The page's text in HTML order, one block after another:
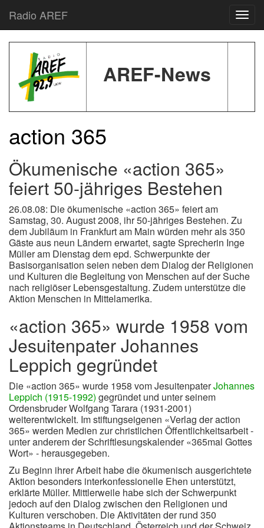
Radio AREF
AREF-News
action 365
Ökumenische «action 365»
feiert 50-jähriges Bestehen
26.08.08: Die ökumenische «action 365» feiert am
Samstag, 30. August 2008, ihr 50-jähriges Bestehen. Zu
dem Jubiläum in Frankfurt am Main würden mehr als 350
Gäste aus neun Ländern erwartet, sagte Sprecherin Inge
Müller am Dienstag dem epd. Schwerpunkte der
Basisorganisation seien neben dem Dialog der Religionen
und Kulturen die Begleitung von Menschen auf der Suche
nach religiöser Lebensgestaltung. Zudem unterstütze die
Aktion Menschen in Mittelamerika.
«action 365» wurde 1958 vom
Jesuitenpater Johannes
Leppich gegründet
Die «action 365» wurde 1958 vom JesuitenpaterJohannes
Leppich (1915-1992) gegründet und unter seinem
Ordensbruder Wolfgang Tarara (1931-2001)
weiterentwickelt. Im stiftungseigenen «Verlag der action
365» werden Medien zur christlichen Öffentlichkeitsarbeit -
unter anderem der Schriftlesungskalender «365mal Gottes
Wort» - herausgegeben.
Zu Beginn ihrer Arbeit habe die ökumenisch ausgerichtete
Aktion besonders interkonfessionelle Ehen unterstützt,
erklärte Müller. Mittlerweile habe sich der Schwerpunkt
jedoch auf den Dialog zwischen den Religionen und
Kulturen verschoben. Die Aktivitäten der rund 350